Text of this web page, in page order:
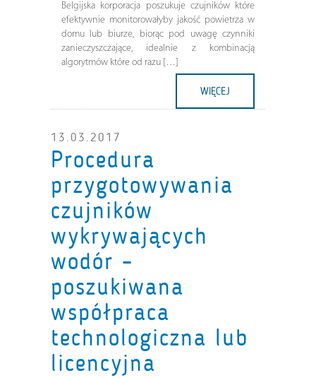
Belgijska korporacja poszukuje czujników które
efektywnie monitorowałyby jakość powietrza w
domu lub biurze, biorąc pod uwagę czynniki
zanieczyszczające, idealnie z kombinacją
algorytmów które od razu […]
WIĘCEJ
13.03.2017
Procedura
przygotowywania
czujników
wykrywających
wodór –
poszukiwana
współpraca
technologiczna lub
licencyjna